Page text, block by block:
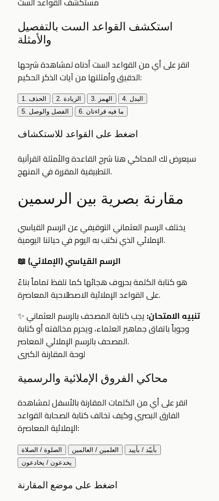
استكشف القواعد الست بالتفصيل
والأمثلة
انقر على أي من القواعد الست أدناه لمشاهدة شرحها
الدقيق وأمثلتها من آيات الذكر الحكيم:
1. الحذف 2. الزيادة 3. الهمز
4. البدل
5. الفصل والوصل
6. ما فيه قراءتان
اضغط على القواعد للاستكشاف
سيعرض لك المحاكي هنا شرح القاعدة والأمثلة القرآنية
التطبيقية المقررة في المنهج.
مقارنة بصرية بين الرسمين
يختلف الرسم العثماني التوقيفي عن الرسم القياسي
الإملائي الذي نكتب به اليوم في حياتنا اليومية.
📖 الرسم القياسي (الإملائي)
هو كتابة الكلمة بحروف هجائها كما تلفظ تماماً بناءً
على القواعد الإملائية الاصطلاحية المعاصرة.
✨
تنبيه الامتحان:يجب كتابة المصحف بالرسم العثماني
وجوباً باتفاق جماهير العلماء، ويحرم مخالفته أو كتابة
المصحف بالرسم الإملائي المعاصر.
لوحة المقارنة الكبرى
محاكي الفروق الإملائية والرسمية
انقر على أي من الكلمات المقارنة بالأسفل لمشاهدة
الفارق البصري وكيف تخالف كتابة الصحابة القواعد
الإملائية المعاصرة:
الصلوة / الصلاة العلمين / العالمين
بأييّد / بأييد
يخدعون / يخادعون
اضغط على موضع المقارنة